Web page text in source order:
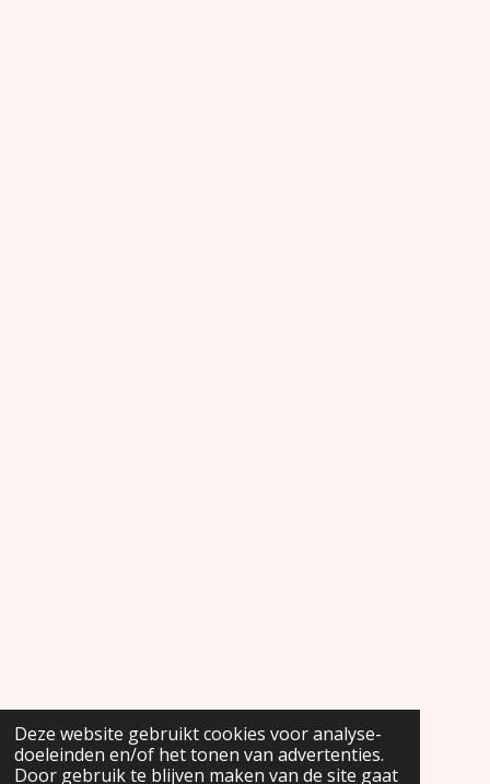
Deze website gebruikt cookies voor analyse-
doeleinden en/of het tonen van advertenties.
Door gebruik te blijven maken van de site gaat